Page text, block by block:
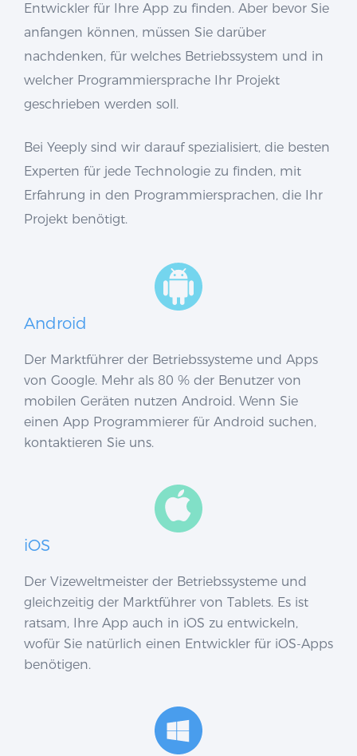
Entwickler für Ihre App zu finden. Aber bevor Sie
anfangen können, müssen Sie darüber
nachdenken, für welches Betriebssystem und in
welcher Programmiersprache Ihr Projekt
geschrieben werden soll.
Bei Yeeply sind wir darauf spezialisiert, die besten
Experten für jede Technologie zu finden, mit
Erfahrung in den Programmiersprachen, die Ihr
Projekt benötigt.
Android
Der Marktführer der Betriebssysteme und Apps
von Google. Mehr als 80 % der Benutzer von
mobilen Geräten nutzen Android. Wenn Sie
einen App Programmierer für Android suchen,
kontaktieren Sie uns.
iOS
Der Vizeweltmeister der Betriebssysteme und
gleichzeitig der Marktführer von Tablets. Es ist
ratsam, Ihre App auch in iOS zu entwickeln,
wofür Sie natürlich einen Entwickler für iOS-Apps
benötigen.